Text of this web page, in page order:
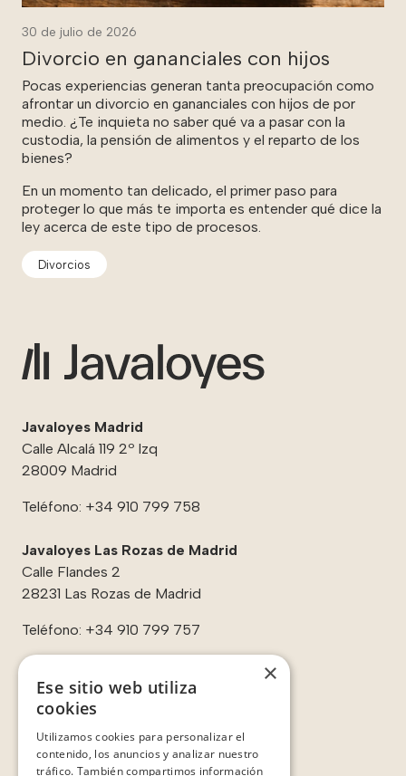
30 de julio de 2026
Divorcio en gananciales con hijos
Pocas experiencias generan tanta preocupación como
afrontar un divorcio en gananciales con hijos de por
medio. ¿Te inquieta no saber qué va a pasar con la
custodia, la pensión de alimentos y el reparto de los
bienes?
En un momento tan delicado, el primer paso para
proteger lo que más te importa es entender qué dice la
ley acerca de este tipo de procesos.
Divorcios
Javaloyes Madrid
Calle Alcalá 119 2º Izq
28009 Madrid
Teléfono: +34 910 799 758
Javaloyes Las Rozas de Madrid
Calle Flandes 2
28231 Las Rozas de Madrid
Teléfono: +34 910 799 757
Enlaces:
Contacto
Sobre nosotros
×
Ese sitio web utiliza
cookies
Utilizamos cookies para personalizar el
contenido, los anuncios y analizar nuestro
tráfico. También compartimos información